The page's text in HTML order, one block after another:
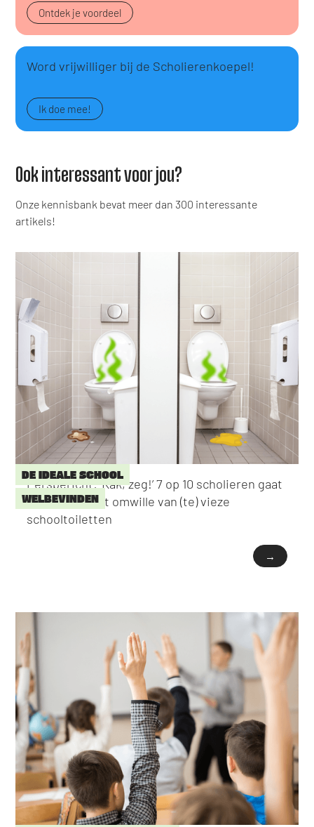
Ontdek je voordeel
Word vrijwilliger bij de Scholierenkoepel!
Ik doe mee!
Ook interessant voor jou?
Onze kennisbank bevat meer dan 300 interessante
artikels!
DE IDEALE SCHOOL
WELBEVINDEN
Persbericht: ‘Kak, zeg!’ 7 op 10 scholieren gaat
niet naar toilet omwille van (te) vieze
schooltoiletten
→